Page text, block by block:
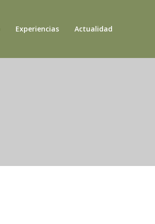
Experiencias Actualidad